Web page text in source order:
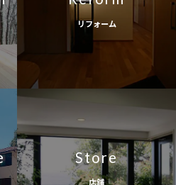
リフォーム
Store
店舗